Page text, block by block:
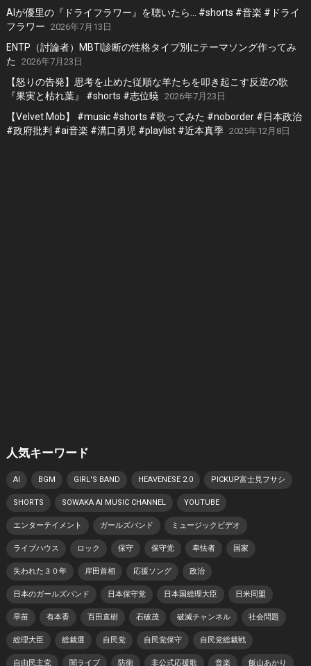
AIが優里の『ドライフラワー』を聴いたら… #shorts #音楽 #ドライ
フラワー 2026年7月13日
ENTP（討論者）MBTI診断の性格タイプ別にテーマソング作ってみ
た
2026年7月23日
【怒りの告発】思考を止めた従順な羊たちを叩き起こす反逆の歌
『果実と枯れ葉』 #shorts #志位暁 2026年7月23日
【Velvet Mob】 #music #shorts #歌ってみた #noborder #日本政治
#政府批判 #ai音楽 #溝口勇児 #playlist #近本真季 2025年12月8日
人気キーワード
AI BGM GIRL'S BAND HEAVENESE 2.0 PICKUP富士見フサシ
SHORTS SOWAKA AI MUSIC CHANNEL YOUTUBE
エンターテイメント ガールズバンド ミュージックビデオ
ライブハウス ロック 保守 保守党 卑怯者 国家
失われた３０年 岸田首相 応援ソング 政治
日本のガールズバンド 日本保守党 日本国総理大臣 日米同盟
早苗 有本香 百田直樹 石破茂 破滅チャンネル 社会問題
総理大臣 総裁選 自民党 自民党保守 自民党総裁戦
自由民主党 闇ライブ 防衛 非公式応援歌 音楽 飯山あかり